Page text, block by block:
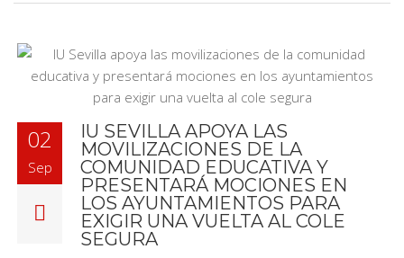
02
Sep
IU SEVILLA APOYA LAS
MOVILIZACIONES DE LA
COMUNIDAD EDUCATIVA Y
PRESENTARÁ MOCIONES EN
LOS AYUNTAMIENTOS PARA
EXIGIR UNA VUELTA AL COLE
SEGURA